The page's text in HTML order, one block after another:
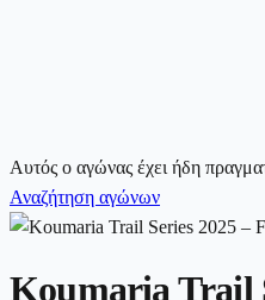
Αυτός ο αγώνας έχει ήδη
Αναζήτηση αγώνων
Koumaria Trail